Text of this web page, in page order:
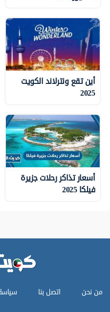
أين تقع ونترلاند الكويت
2025
أسعار تذاكر رحلات جزيرة
فيلكا 2025
من نحن اتصل بنا